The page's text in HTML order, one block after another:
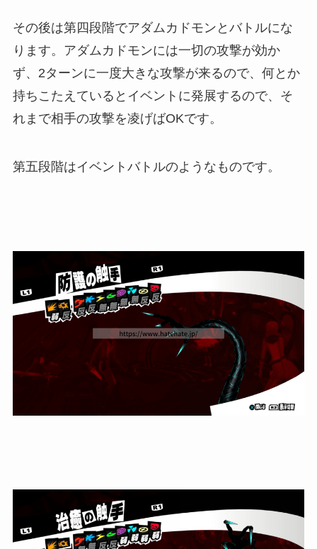
その後は第四段階でアダムカドモンとバトルにな
ります。アダムカドモンには一切の攻撃が効か
ず、2ターンに一度大きな攻撃が来るので、何とか
持ちこたえているとイベントに発展するので、そ
れまで相手の攻撃を凌げばOKです。
第五段階はイベントバトルのようなものです。